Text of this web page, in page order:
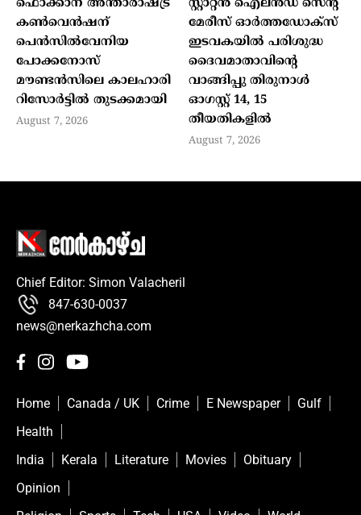
ഫൊക്കാന അന്താരാഷ്ട്ര
കൺവെൻഷന്
പെൻസിൽവേനിയ
പോക്കനോസ്
മൗണ്ടൻസിലെ കാലഹാരി
റിസോർട്ടിൽ തുടക്കമായി
August 7, 2026
സ്റ്റാറ്റന്‍ ഐലന്‍ഡ് സെന്റ്
മേരീസ് ഓര്‍ത്തഡോക്‌സ്
ഇടവകയില്‍ പരിശുദ്ധ
ദൈവമാതാവിന്റെ
വാങ്ങിപ്പു തിരുനാള്‍
ഓഗസ്റ്റ് 14, 15
തീയതികളില്‍
August 7, 2026
Chief Editor: Simon Valacheril
847-630-0037
news@nerkazhcha.com
Home Canada / UK Crime E Newspaper
Gulf
Health
India
Kerala Literature Movies
Obituary
Opinion